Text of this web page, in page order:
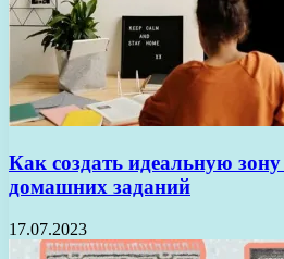
Как создать идеальную
домашних заданий
17.07.2023